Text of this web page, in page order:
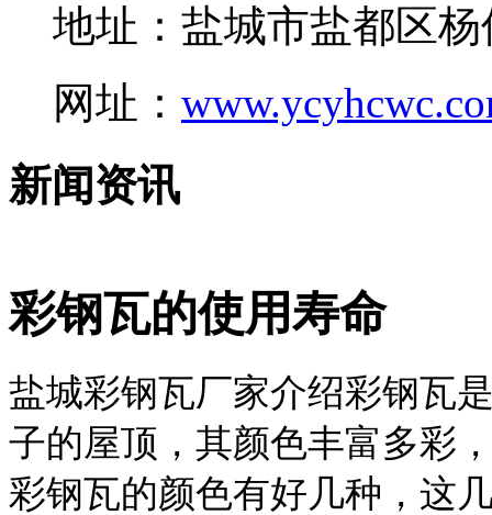
地址：盐城市盐都区
网址：
新闻资讯
彩钢瓦的使用寿命
盐城彩钢瓦厂家介绍彩钢瓦
子的屋顶，其颜色丰富多彩
彩钢瓦的颜色有好几种，这